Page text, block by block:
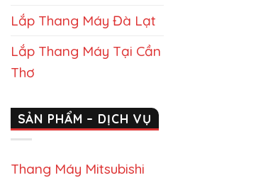
Lắp Thang Máy Đà Lạt
Lắp Thang Máy Tại Cần
Thơ
SẢN PHẨM – DỊCH VỤ
Thang Máy Mitsubishi